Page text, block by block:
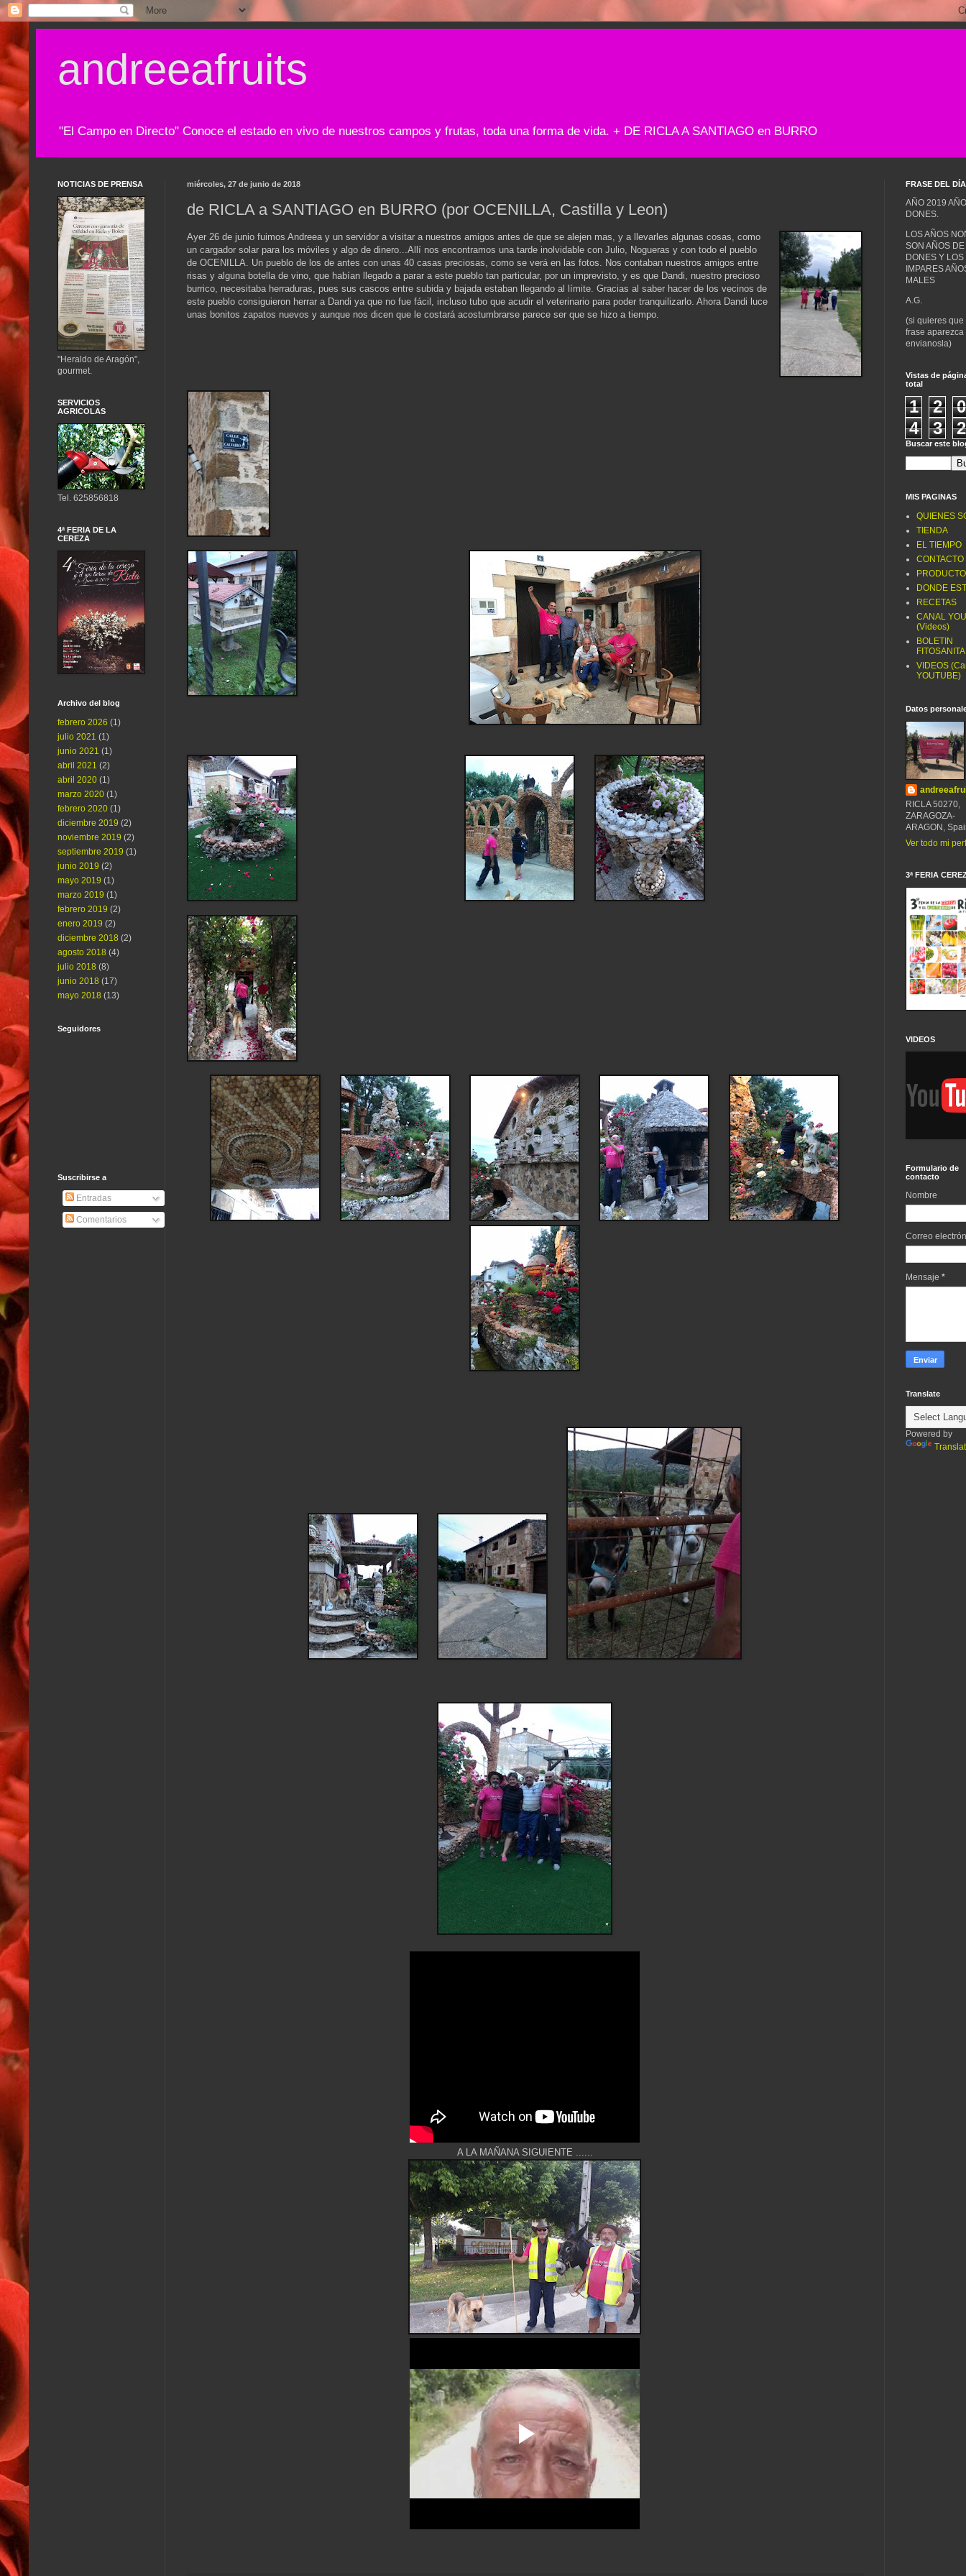
andreeafruits
"El Campo en Directo" Conoce el estado en vivo de nuestros campos y frutas, toda una forma de vida. + DE RICLA A SANTIAGO en BURRO
miércoles, 27 de junio de 2018
de RICLA a SANTIAGO en BURRO (por OCENILLA, Castilla y Leon)
Ayer 26 de junio fuimos Andreea y un servidor a visitar a nuestros amigos antes de que se alejen mas, y a llevarles algunas cosas, como
un cargador solar para los móviles y algo de dinero...Allí nos encontramos una tarde inolvidable con Julio, Nogueras y con todo el pueblo
de OCENILLA. Un pueblo de los de antes con unas 40 casas preciosas, como se verá en las fotos. Nos contaban nuestros amigos entre
risas y alguna botella de vino, que habían llegado a parar a este pueblo tan particular, por un imprevisto, y es que Dandi, nuestro precioso
burrico, necesitaba herraduras, pues sus cascos entre subida y bajada estaban llegando al límite. Gracias al saber hacer de los vecinos de
este pueblo consiguieron herrar a Dandi ya que no fue fácil, incluso tubo que acudir el veterinario para poder tranquilizarlo. Ahora Dandi luce
unas bonitos zapatos nuevos y aunque nos dicen que le costará acostumbrarse parece ser que se hizo a tiempo.
A LA MAÑANA SIGUIENTE ......
NOTICIAS DE PRENSA
"Heraldo de Aragón",
gourmet.
SERVICIOS
AGRICOLAS
Tel. 625856818
4ª FERIA DE LA
CEREZA
Archivo del blog
febrero 2026 (1)
julio 2021 (1)
junio 2021 (1)
abril 2021 (2)
abril 2020 (1)
marzo 2020 (1)
febrero 2020 (1)
diciembre 2019 (2)
noviembre 2019 (2)
septiembre 2019 (1)
junio 2019 (2)
mayo 2019 (1)
marzo 2019 (1)
febrero 2019 (2)
enero 2019 (2)
diciembre 2018 (2)
agosto 2018 (4)
julio 2018 (8)
junio 2018 (17)
mayo 2018 (13)
Seguidores
Suscribirse a
Entradas
Comentarios
FRASE DEL DÍA
AÑO 2019
DONES.
LOS AÑOS
SON AÑOS DE
DONES Y LOS
IMPARES
MALES
A.G.
(si quieres que
frase aparezca
envianosla)
Vistas de
total
1 2
0
4
3 2
Buscar este
MIS PAGINAS
QUIENES
TIENDA
EL TIEMPO
CONTACTO
DONDE
RECETAS
CANAL
(Videos)
BOLETIN
VIDEOS
YOUTUBE)
Datos
RICLA 50270,
ZARAGOZA-
ARAGON,
Ver todo mi
3ª FERIA
VIDEOS
Formulario de
contacto
Nombre
Correo
Mensaje *
Translate
Powered by